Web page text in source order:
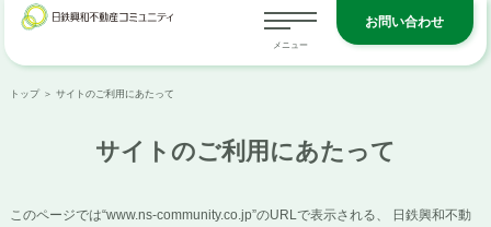
お問い合わせ
トップ＞ サイトのご利用にあたって
サイトのご利用にあたって
このページでは“www.ns-community.co.jp”のURLで表示される、 日鉄興和不動